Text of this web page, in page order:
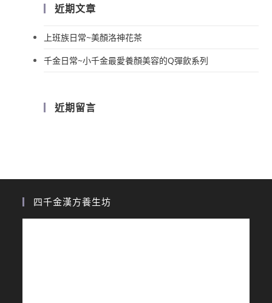
近期文章
上班族日常~美顏洛神花茶
千金日常~小千金最愛養顏美容的Q彈飲系列
近期留言
四千金漢方養生坊